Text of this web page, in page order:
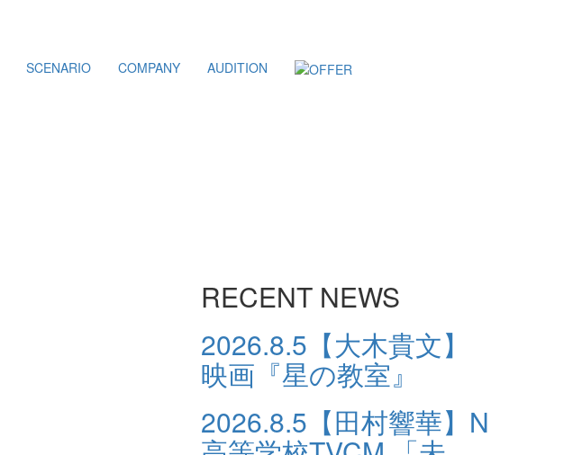
SCENARIO COMPANY AUDITION
RECENT NEWS
2026.8.5 【大木貴文】
映画『星の教室』
2026.8.5 【田村響華】N